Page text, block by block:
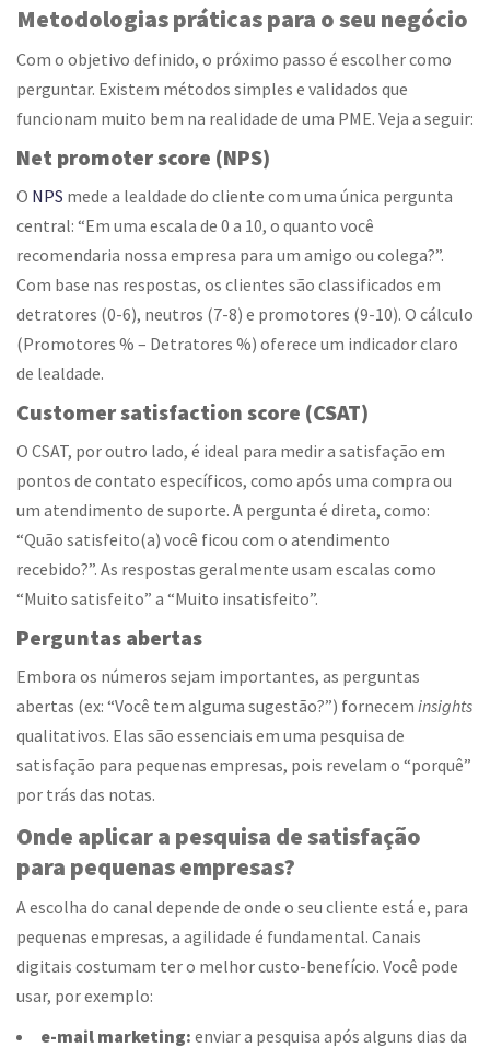
Metodologias práticas para o seu negócio
Com o objetivo definido, o próximo passo é escolher como
perguntar. Existem métodos simples e validados que
funcionam muito bem na realidade de uma PME. Veja a seguir:
Net promoter score (NPS)
O NPS mede a lealdade do cliente com uma única pergunta
central: “Em uma escala de 0 a 10, o quanto você
recomendaria nossa empresa para um amigo ou colega?”.
Com base nas respostas, os clientes são classificados em
detratores (0-6), neutros (7-8) e promotores (9-10). O cálculo
(Promotores % – Detratores %) oferece um indicador claro
de lealdade.
Customer satisfaction score (CSAT)
O CSAT, por outro lado, é ideal para medir a satisfação em
pontos de contato específicos, como após uma compra ou
um atendimento de suporte. A pergunta é direta, como:
“Quão satisfeito(a) você ficou com o atendimento
recebido?”. As respostas geralmente usam escalas como
“Muito satisfeito” a “Muito insatisfeito”.
Perguntas abertas
Embora os números sejam importantes, as perguntas
abertas (ex: “Você tem alguma sugestão?”) fornecem insights
qualitativos. Elas são essenciais em uma pesquisa de
satisfação para pequenas empresas, pois revelam o “porquê”
por trás das notas.
Onde aplicar a pesquisa de satisfação
para pequenas empresas?
A escolha do canal depende de onde o seu cliente está e, para
pequenas empresas, a agilidade é fundamental. Canais
digitais costumam ter o melhor custo-benefício. Você pode
usar, por exemplo:
e-mail marketing: enviar a pesquisa após alguns dias da